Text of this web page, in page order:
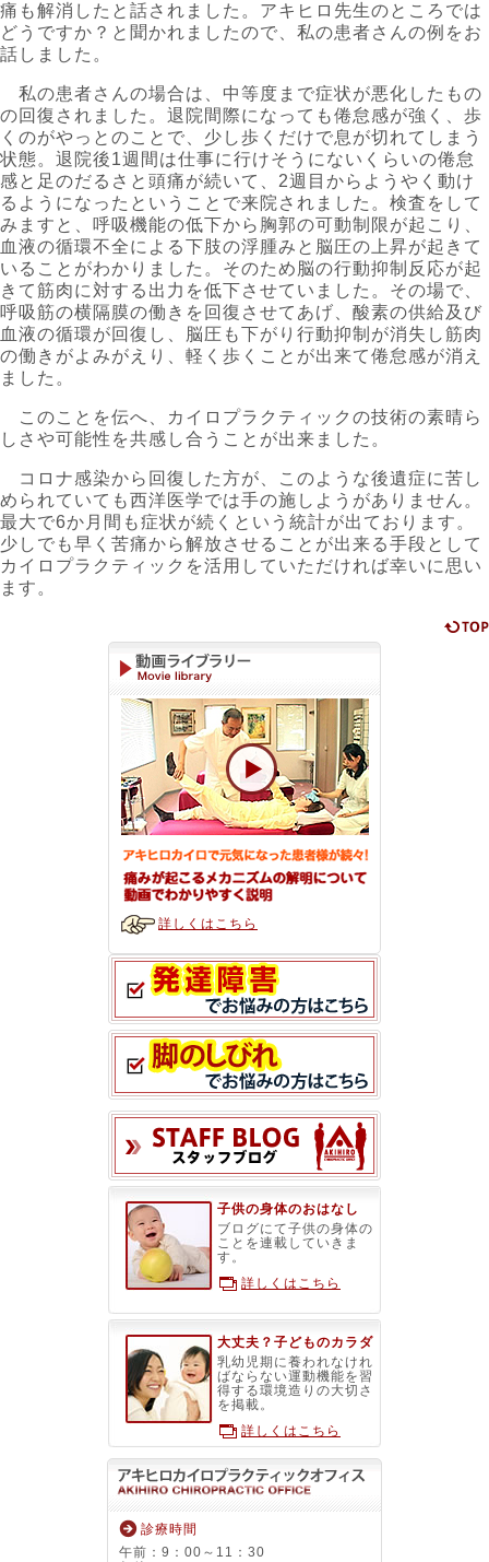
痛も解消したと話されました。アキヒロ先生のところでは
どうですか？と聞かれましたので、私の患者さんの例をお
話しました。
私の患者さんの場合は、中等度まで症状が悪化したもの
の回復されました。退院間際になっても倦怠感が強く、歩
くのがやっとのことで、少し歩くだけで息が切れてしまう
状態。退院後1週間は仕事に行けそうにないくらいの倦怠
感と足のだるさと頭痛が続いて、2週目からようやく動け
るようになったということで来院されました。検査をして
みますと、呼吸機能の低下から胸郭の可動制限が起こり、
血液の循環不全による下肢の浮腫みと脳圧の上昇が起きて
いることがわかりました。そのため脳の行動抑制反応が起
きて筋肉に対する出力を低下させていました。その場で、
呼吸筋の横隔膜の働きを回復させてあげ、酸素の供給及び
血液の循環が回復し、脳圧も下がり行動抑制が消失し筋肉
の働きがよみがえり、軽く歩くことが出来て倦怠感が消え
ました。
このことを伝へ、カイロプラクティックの技術の素晴ら
しさや可能性を共感し合うことが出来ました。
コロナ感染から回復した方が、このような後遺症に苦し
められていても西洋医学では手の施しようがありません。
最大で6か月間も症状が続くという統計が出ております。
少しでも早く苦痛から解放させることが出来る手段として
カイロプラクティックを活用していただければ幸いに思い
ます。
詳しくはこちら
子供の身体のおはなし
ブログにて子供の身体の
ことを連載していきま
す。
詳しくはこちら
大丈夫？子どものカラダ
乳幼児期に養われなけれ
ばならない運動機能を習
得する環境造りの大切さ
を掲載。
詳しくはこちら
診療時間
午前：9：00～11：30